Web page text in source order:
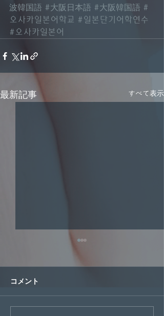
波韓国語 #大阪日本語 #大阪韓国語 #
오사카일본어학교 #일본단기어학연수
#오사카일본어
最新記事 すべて表示
コメント